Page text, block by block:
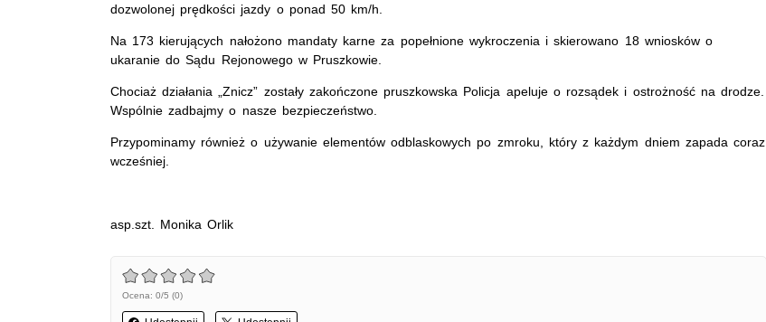
dozwolonej prędkości jazdy o ponad 50 km/h.
Na 173 kierujących nałożono mandaty karne za popełnione wykroczenia i skierowano 18 wniosków o
ukaranie do Sądu Rejonowego w Pruszkowie.
Chociaż działania „Znicz” zostały zakończone pruszkowska Policja apeluje o rozsądek i ostrożność na drodze.
Wspólnie zadbajmy o nasze bezpieczeństwo.
Przypominamy również o używanie elementów odblaskowych po zmroku, który z każdym dniem zapada coraz
wcześniej.
asp.szt. Monika Orlik
Ocena: 0/5 (0)